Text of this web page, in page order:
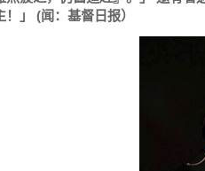
！」 (闻：基督日报）